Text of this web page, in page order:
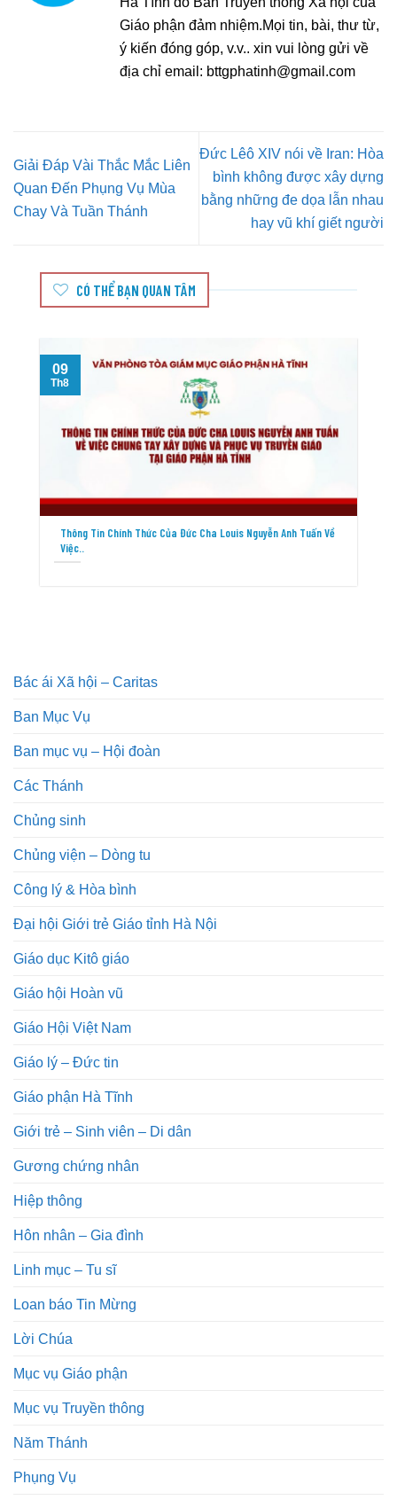
Giáo phận đảm nhiệm.Mọi tin, bài, thư từ,
ý kiến đóng góp, v.v.. xin vui lòng gửi về
địa chỉ email: bttgphatinh@gmail.com
Giải Đáp Vài Thắc Mắc Liên
Quan Đến Phụng Vụ Mùa
Chay Và Tuần Thánh
Đức Lêô XIV nói về Iran: Hòa
bình không được xây dựng
bằng những đe dọa lẫn nhau
hay vũ khí giết người
CÓ THỂ BẠN QUAN TÂM
Thông Tin Chính Thức Của Đức Cha Louis Nguyễn Anh Tuấn Về
Việc..
09
Th8
Bác ái Xã hội – Caritas
Ban Mục Vụ
Ban mục vụ – Hội đoàn
Các Thánh
Chủng sinh
Chủng viện – Dòng tu
Công lý & Hòa bình
Đại hội Giới trẻ Giáo tỉnh Hà Nội
Giáo dục Kitô giáo
Giáo hội Hoàn vũ
Giáo Hội Việt Nam
Giáo lý – Đức tin
Giáo phận Hà Tĩnh
Giới trẻ – Sinh viên – Di dân
Gương chứng nhân
Hiệp thông
Hôn nhân – Gia đình
Linh mục – Tu sĩ
Loan báo Tin Mừng
Lời Chúa
Mục vụ Giáo phận
Mục vụ Truyền thông
Năm Thánh
Phụng Vụ